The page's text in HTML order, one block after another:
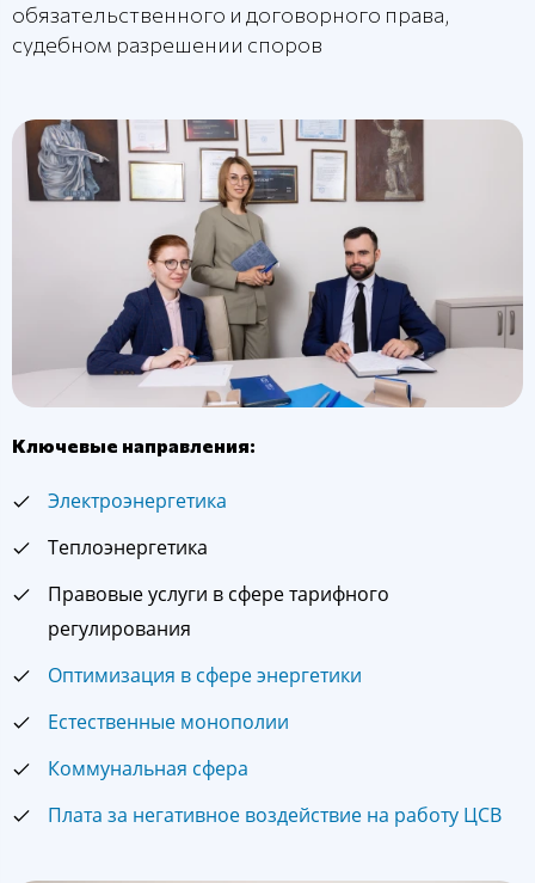
обязательственного и договорного права,
судебном разрешении споров
Ключевые направления:
Электроэнергетика
Теплоэнергетика
Правовые услуги в сфере тарифного
регулирования
Оптимизация в сфере энергетики
Естественные монополии
Коммунальная сфера
Плата за негативное воздействие на работу ЦСВ